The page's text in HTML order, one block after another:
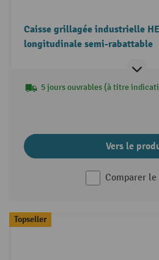
Caisse grillagée industrielle
longitudinale semi-rabattable
5 jours ouvrables (à titre
Vers le
Comparer
Topseller